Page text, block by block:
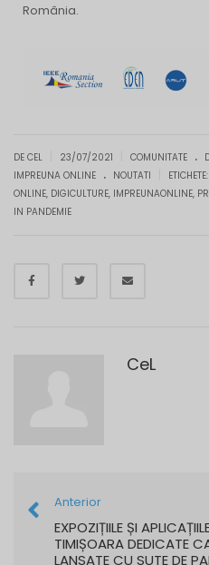
România.
DE CEL 23/07/2021 COMUNITATE .
IMPREUNA ONLINE . NOUTATI ETICHETE:
ONLINE, DIGICULTURE, IMPREUNAONLINE,
IN PANDEMIE
CeL
Anterior
EXPOZIȚIILE ȘI
TIMIȘOARA DEDICATE
LANSATE CU SUTE DE